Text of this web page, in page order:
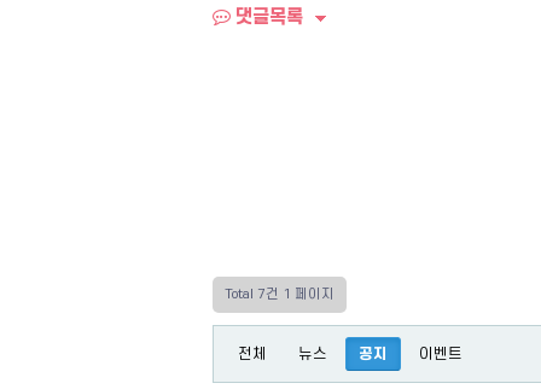
댓글목록
Total 7건 1 페이지
전체 뉴스 공지 이벤트